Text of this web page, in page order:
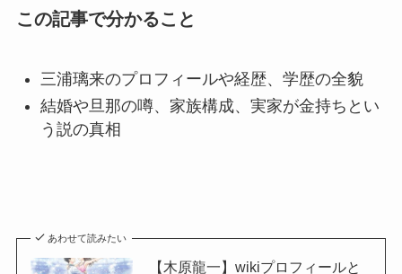
この記事で分かること
三浦璃来のプロフィールや経歴、学歴の全貌
結婚や旦那の噂、家族構成、実家が金持ちとい
う説の真相
あわせて読みたい
【木原龍一】wikiプロフィールと